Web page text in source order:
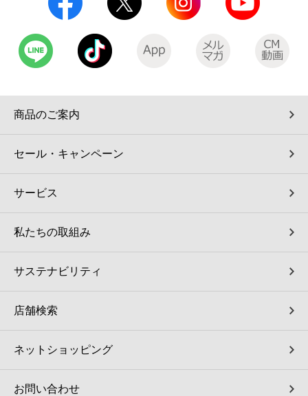
モバイルバッテリーシェアリング（店舗限定）
モバイルWi-Fiバッテリーシェアリング（店舗限定）
荷物預かりサービス「ecbocloakエクボクローク」（店舗限定）
パウダースペース ラブン（店舗限定）
ソフトバンクギフト
商品のご案内
セール・キャンペーン
サービス
私たちの取組み
サステナビリティ
店舗検索
ネットショッピング
お問い合わせ